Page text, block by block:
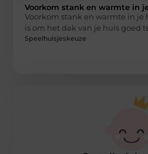
Voorkom stank en warmte in
Voorkom stank en warmte in
is om het dak van je huis goed
Speelhuisjeskeuze